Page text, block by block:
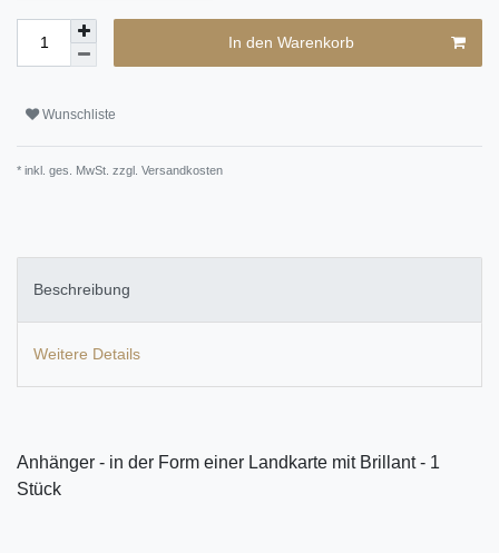
In den Warenkorb
Wunschliste
* inkl. ges. MwSt. zzgl. Versandkosten
Beschreibung
Weitere Details
Anhänger - in der Form einer Landkarte mit Brillant - 1
Stück